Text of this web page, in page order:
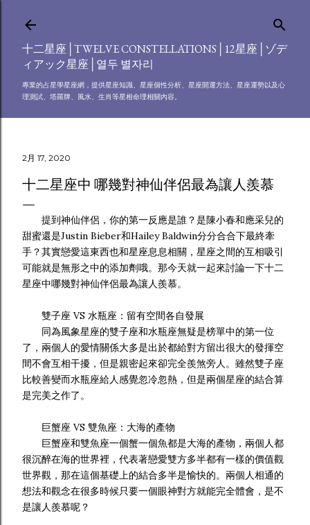
十二星座│TWELVE CONSTELLATIONS│12星座│ゾデ
ィアック星座│열두 별자리
專業的占星學星座網，提供星座知識、星座個性分析、星座開運方法、星座運勢以及心
理測試、塔羅牌、風水、生肖等星相命理相關內容。
2月 17, 2020
十二星座中 哪幾對神仙伴侶最為讓人羨慕
提到神仙伴侶，你的第一反應是誰？是陳小春和應采兒的
甜蜜還是Justin Bieber和Hailey Baldwin分分合合下最終牽
手？其實戀愛這東西也和星座息息相關，星座之間的互相吸引
可能就是無形之中的添加劑哦。那今天就一起來討論一下十二
星座中哪幾對神仙伴侶最為讓人羨慕。
雙子座 VS 水瓶座：留有空間各自發展
同為風象星座的雙子座和水瓶座無疑是榜單中的第一位
了，兩個人的愛情關係大多是出於都給對方留出很大的發揮空
間不會互相干擾，但是親密起來卻完全羨煞旁人。雖然雙子座
比較善變而水瓶座給人感覺忽冷忽熱，但是兩個星座的結合算
是完美之作了。
巨蟹座 VS 雙魚座：大海的產物
巨蟹座和雙魚座一個蟹一個魚都是大海的產物，兩個人都
很沉醉在海的世界裡，代表著戀愛雙方多半都有一樣的價值觀
世界觀，那在這個基礎上的結合多半是愉快的。兩個人相通的
想法和觀念在很多時候只要一個眼神對方就能完全體會，是不
是讓人羨慕呢？